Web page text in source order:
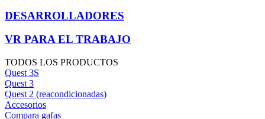
DESARROLLADORES
VR PARA EL TRABAJO
TODOS LOS PRODUCTOS
Quest 3S
Quest 3
Quest 2 (reacondicionadas)
Accesorios
Compara gafas